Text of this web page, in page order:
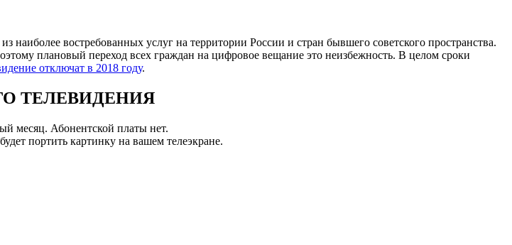
востребованных услуг на территории России и стран бывшего советского пространства.
плановый переход всех граждан на цифровое вещание это неизбежность. В целом сроки
отключат в 2018 году.
ТЕЛЕВИДЕНИЯ
месяц. Абонентской платы нет.
портить картинку на вашем телеэкране.